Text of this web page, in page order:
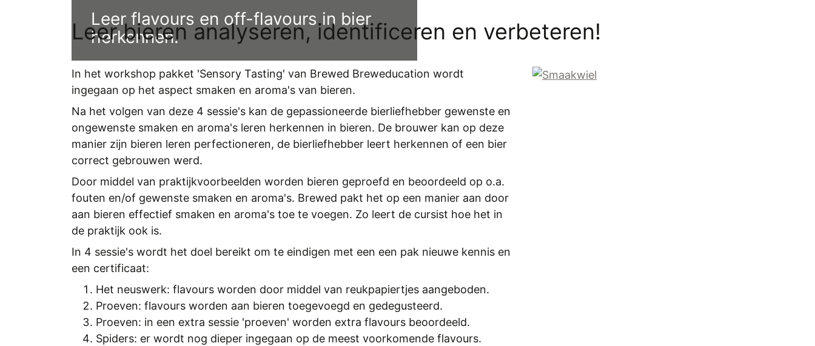
Leer flavours en off-flavours in bier
herkennen.
Leer bieren analyseren, identificeren en verbeteren!
In het workshop pakket 'Sensory Tasting' van Brewed Breweducation wordt
ingegaan op het aspect smaken en aroma's van bieren.
Na het volgen van deze 4 sessie's kan de gepassioneerde bierliefhebber gewenste en
ongewenste smaken en aroma's leren herkennen in bieren. De brouwer kan op deze
manier zijn bieren leren perfectioneren, de bierliefhebber leert herkennen of een bier
correct gebrouwen werd.
Door middel van praktijkvoorbeelden worden bieren geproefd en beoordeeld op o.a.
fouten en/of gewenste smaken en aroma's. Brewed pakt het op een manier aan door
aan bieren effectief smaken en aroma's toe te voegen. Zo leert de cursist hoe het in
de praktijk ook is.
In 4 sessie's wordt het doel bereikt om te eindigen met een een pak nieuwe kennis en
een certificaat:
Het neuswerk: flavours worden door middel van reukpapiertjes aangeboden.
Proeven: flavours worden aan bieren toegevoegd en gedegusteerd.
Proeven: in een extra sessie 'proeven' worden extra flavours beoordeeld.
Spiders: er wordt nog dieper ingegaan op de meest voorkomende flavours.